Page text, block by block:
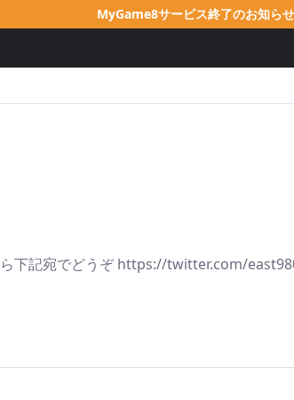
MyGame8サービス終了のお知らせ
下記宛でどうぞ https://twitter.com/